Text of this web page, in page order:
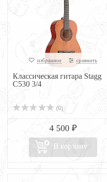
избранное сравнить
Классическая гитара Stagg
C530 3/4
(0)
4 500 ₽
В корзину